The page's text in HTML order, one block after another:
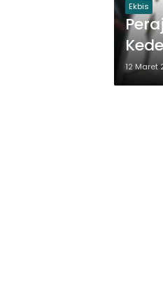
Ekbis
12 Maret